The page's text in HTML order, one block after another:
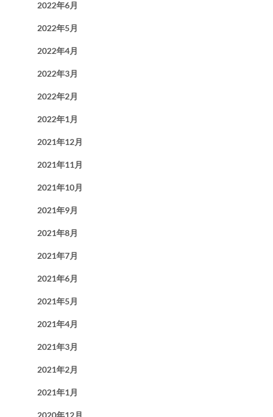
2022年6月
2022年5月
2022年4月
2022年3月
2022年2月
2022年1月
2021年12月
2021年11月
2021年10月
2021年9月
2021年8月
2021年7月
2021年6月
2021年5月
2021年4月
2021年3月
2021年2月
2021年1月
2020年12月